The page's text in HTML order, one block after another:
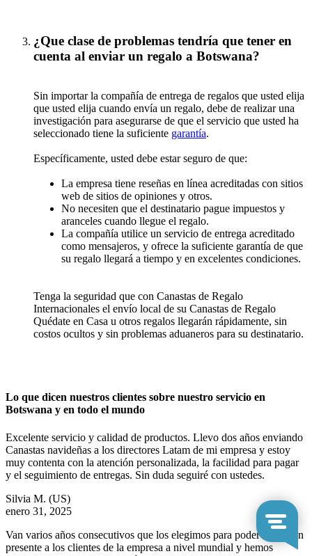
¿Que clase de problemas tendría que tener en
cuenta al enviar un regalo a Botswana?
Sin importar la compañía de entrega de regalos que usted elija
que usted elija cuando envía un regalo, debe de realizar una
investigación para asegurarse de que el servicio que usted ha
seleccionado tiene la suficiente garantía.
Específicamente, usted debe estar seguro de que:
La empresa tiene reseñas en línea acreditadas con sitios
web de sitios de opiniones y otros.
No necesiten que el destinatario pague impuestos y
aranceles cuando llegue el regalo.
La compañía utilice un servicio de entrega acreditado
como mensajeros, y ofrece la suficiente garantía de que
su regalo llegará a tiempo y en excelentes condiciones.
Tenga la seguridad que con Canastas de Regalo
Internacionales el envío local de su Canastas de Regalo
Quédate en Casa u otros regalos llegarán rápidamente, sin
costos ocultos y sin problemas aduaneros para su destinatario.
Lo que dicen nuestros clientes sobre nuestro servicio en
Botswana y en todo el mundo
Excelente servicio y calidad de productos. Llevo dos años enviando
Canastas navideñas a los directores Latam de mi empresa y estoy
muy contenta con la atención personalizada, la facilidad para pagar
y el seguimiento de entregas. Sin duda seguiré con ustedes.
Silvia M. (US)
enero 31, 2025
Van varios años consecutivos que los elegimos para poder enviar un
presente a los clientes de la empresa a nivel mundial y hemos